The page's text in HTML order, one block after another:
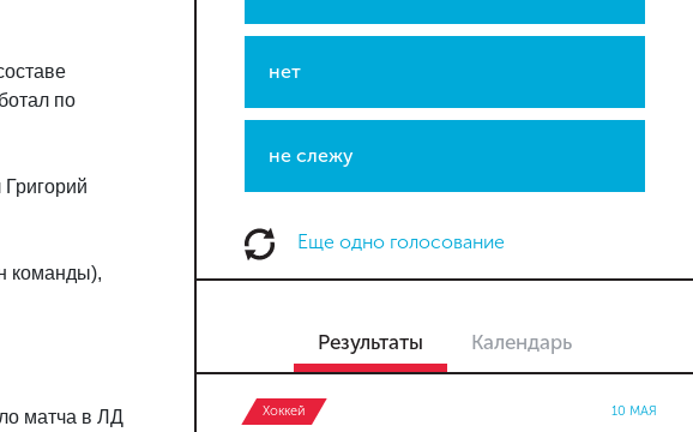
по
команды),
матча в ЛД
нет
не слежу
Еще одно голосование
Результаты Календарь
Хоккей 10 МАЯ